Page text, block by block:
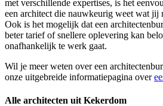
met verschillende expertises, is het
een architect die nauwkeurig weet wat jij
Ook is het mogelijk dat een
beter tarief of snellere oplevering kan
onafhankelijk te werk gaat.
Wil je meer weten over een
onze uitgebreide informatiepagina over
Alle architecten uit Kekerdom